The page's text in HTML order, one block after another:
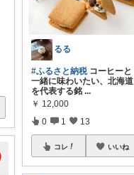
るる
#ふるさと納税コーヒーと
一緒に味わいたい、北海道
を代表する銘 ...
￥ 12,000
0 1 13
コレ いいね